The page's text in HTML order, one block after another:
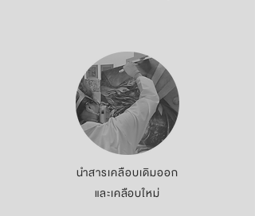
นำสารเคลือบเดิมออก
และเคลือบใหม่